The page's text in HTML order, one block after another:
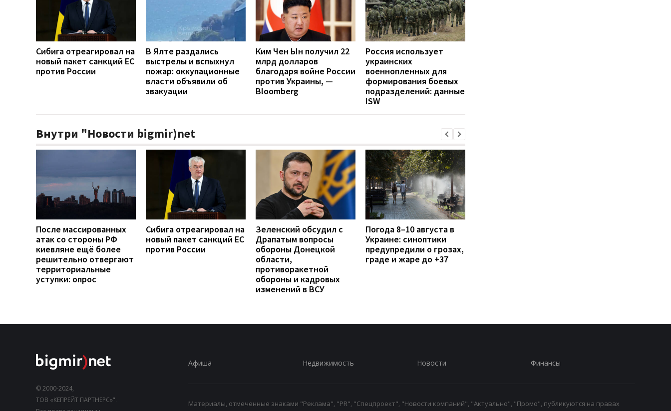
Сибига отреагировал на
новый пакет санкций ЕС
против России
В Ялте раздались
выстрелы и вспыхнул
пожар: оккупационные
власти объявили об
эвакуации
Ким Чен Ын получил 22
млрд долларов
благодаря войне России
против Украины, —
Bloomberg
Россия использует
украинских
военнопленных для
формирования боевых
подразделений: данные
ISW
Внутри "Новости bigmir)net
После массированных
атак со стороны РФ
киевляне ещё более
решительно отвергают
территориальные
уступки: опрос
Сибига отреагировал на
новый пакет санкций ЕС
против России
Зеленский обсудил с
Драпатым вопросы
обороны Донецкой
области,
противоракетной
обороны и кадровых
изменений в ВСУ
Погода 8–10 августа в
Украине: синоптики
предупредили о грозах,
граде и жаре до +37
© 2000-2024,
ТОВ «КЕПРЕЙТ ПАРТНЕРС»".
Афиша Недвижимость Новости Финансы
Материалы, отмеченные знаками "Реклама", "PR", "Спецпроект", "Новости компаний", "Актуально", "Промо", публикуются на правах